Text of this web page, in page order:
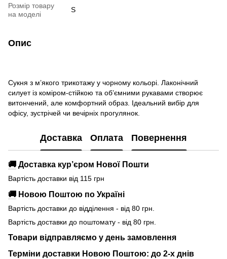
Розмір товару
на моделі
S
Опис
Сукня з м’якого трикотажу у чорному кольорі. Лаконічний
силует із коміром-стійкою та об’ємними рукавами створює
витончений, але комфортний образ. Ідеальний вибір для
офісу, зустрічей чи вечірніх прогулянок.
Доставка Оплата Повернення
🚚 Доставка кур’єром Нової Пошти
Вартість доставки від 115 грн
🚚 Новою Поштою по Україні
Вартість доставки до відділення - від 80 грн.
Вартість доставки до поштомату - від 80 грн.
Товари відправляємо у день замовлення
Терміни доставки Новою Поштою: до 2-х днів